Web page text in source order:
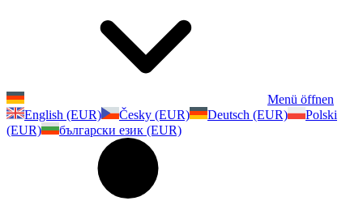
Menü öffnen
English (EUR)
Česky (EUR) Deutsch (EUR)
Polski
(EUR)
български език (EUR)